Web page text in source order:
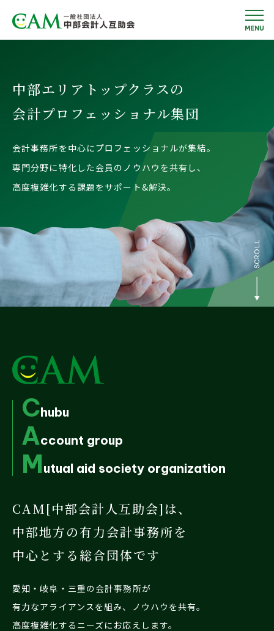
中部エリアトップクラスの
会計プロフェッショナル集団
会計事務所を中心にプロフェッショナルが集結。
専門分野に特化した会員のノウハウを共有し、
高度複雑化する課題をサポート&解決。
SCROLL
Chubu
Account group
Mutual aid society organization
CAM[中部会計人互助会]は、
中部地方の有力会計事務所を
中心とする総合団体です
愛知・岐阜・三重の会計事務所が
有力なアライアンスを組み、ノウハウを共有。
高度複雑化するニーズにお応えします。